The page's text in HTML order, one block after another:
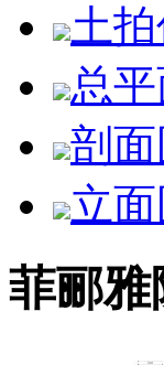
土
总平
剖面
立面
菲郦雅